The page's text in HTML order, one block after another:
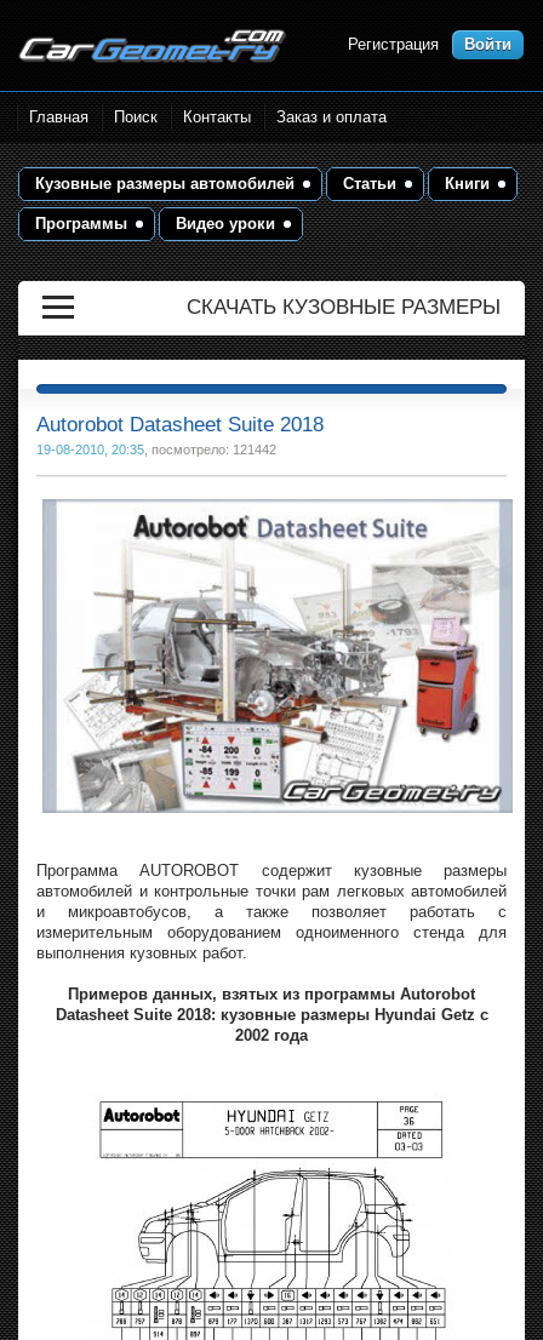
Размеры кузова автомобилей.
Контрольные точки и кузовные
размеры. Геометрия кузова
Регистрация Войти
Главная Поиск Контакты Заказ и оплата
Кузовные размеры автомобилей Статьи Книги
Программы Видео уроки
СКАЧАТЬ КУЗОВНЫЕ РАЗМЕРЫ
Autorobot Datasheet Suite 2018
19-08-2010, 20:35 , посмотрело: 121442
Программа AUTOROBOT содержит кузовные размеры
автомобилей и контрольные точки рам легковых автомобилей
и микроавтобусов, а также позволяет работать с
измерительным оборудованием одноименного стенда для
выполнения кузовных работ.
Примеров данных, взятых из программы Autorobot
Datasheet Suite 2018: кузовные размеры Hyundai Getz с
2002 года